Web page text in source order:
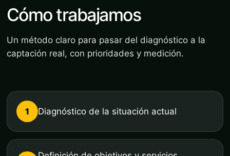
Cómo trabajamos
Un método claro para pasar del diagnóstico a la
captación real, con prioridades y medición.
1 Diagnóstico de la situación actual